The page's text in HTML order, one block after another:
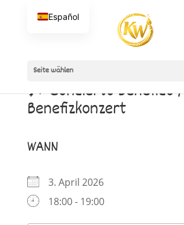
Seite wählen
🎶 Concierto benéfico /
Benefizkonzert
WANN
3. April 2026
18:00 - 19:00
Español